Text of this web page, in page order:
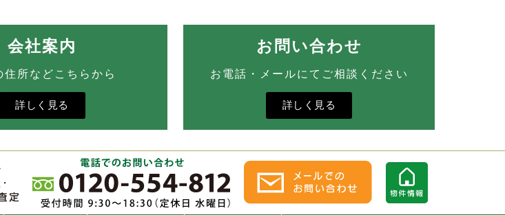
会社案内
住所などこちらから
詳しく見る
お問い合わせ
お電話・メールにてご相談ください
詳しく見る